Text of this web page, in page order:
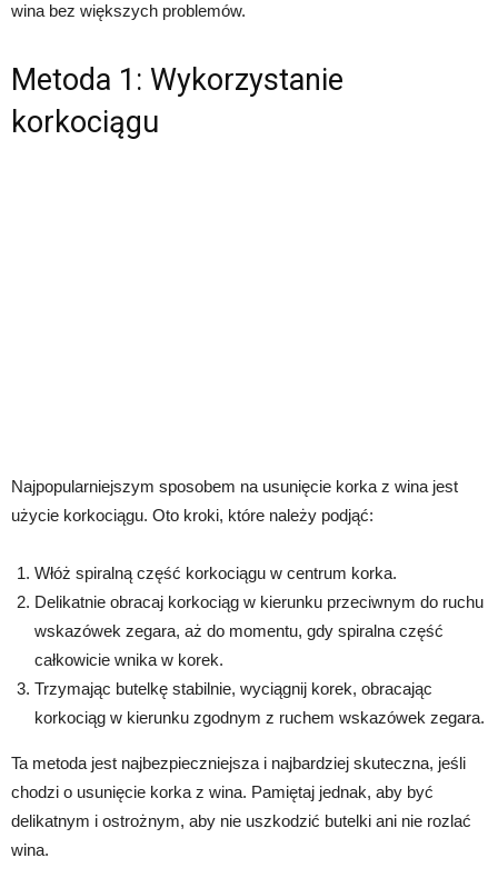
wina bez większych problemów.
Metoda 1: Wykorzystanie
korkociągu
Najpopularniejszym sposobem na usunięcie korka z wina jest
użycie korkociągu. Oto kroki, które należy podjąć:
Włóż spiralną część korkociągu w centrum korka.
Delikatnie obracaj korkociąg w kierunku przeciwnym do ruchu
wskazówek zegara, aż do momentu, gdy spiralna część
całkowicie wnika w korek.
Trzymając butelkę stabilnie, wyciągnij korek, obracając
korkociąg w kierunku zgodnym z ruchem wskazówek zegara.
Ta metoda jest najbezpieczniejsza i najbardziej skuteczna, jeśli
chodzi o usunięcie korka z wina. Pamiętaj jednak, aby być
delikatnym i ostrożnym, aby nie uszkodzić butelki ani nie rozlać
wina.